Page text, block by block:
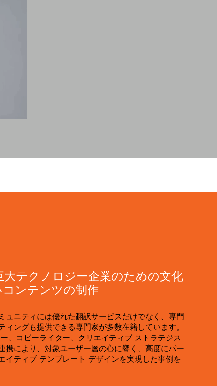
テクノロジー企業のための文化
ンテンツの制作
ュニティには優れた翻訳サービスだけでなく、専門
ィングも提供できる専門家が多数在籍しています。
、コピーライター、クリエイティブ ストラテジス
携により、対象ユーザー層の心に響く、高度にパー
イティブ テンプレート デザインを実現した事例を